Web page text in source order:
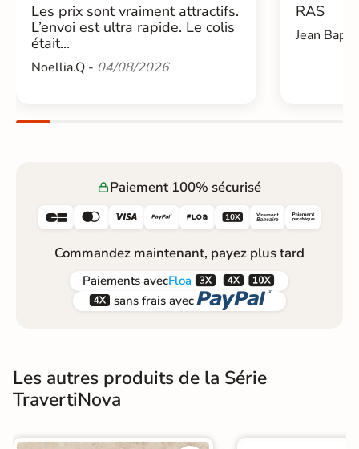
Les prix sont vraiment attractifs.
L’envoi est ultra rapide. Le colis
était...
Noellia.Q - 04/08/2026
RAS
Jean
Paiement 100% sécurisé
     
Commandez maintenant, payez plus tard
Paiements avecFloa  
 sans frais avec 
Les autres produits de la Série
TravertiNova